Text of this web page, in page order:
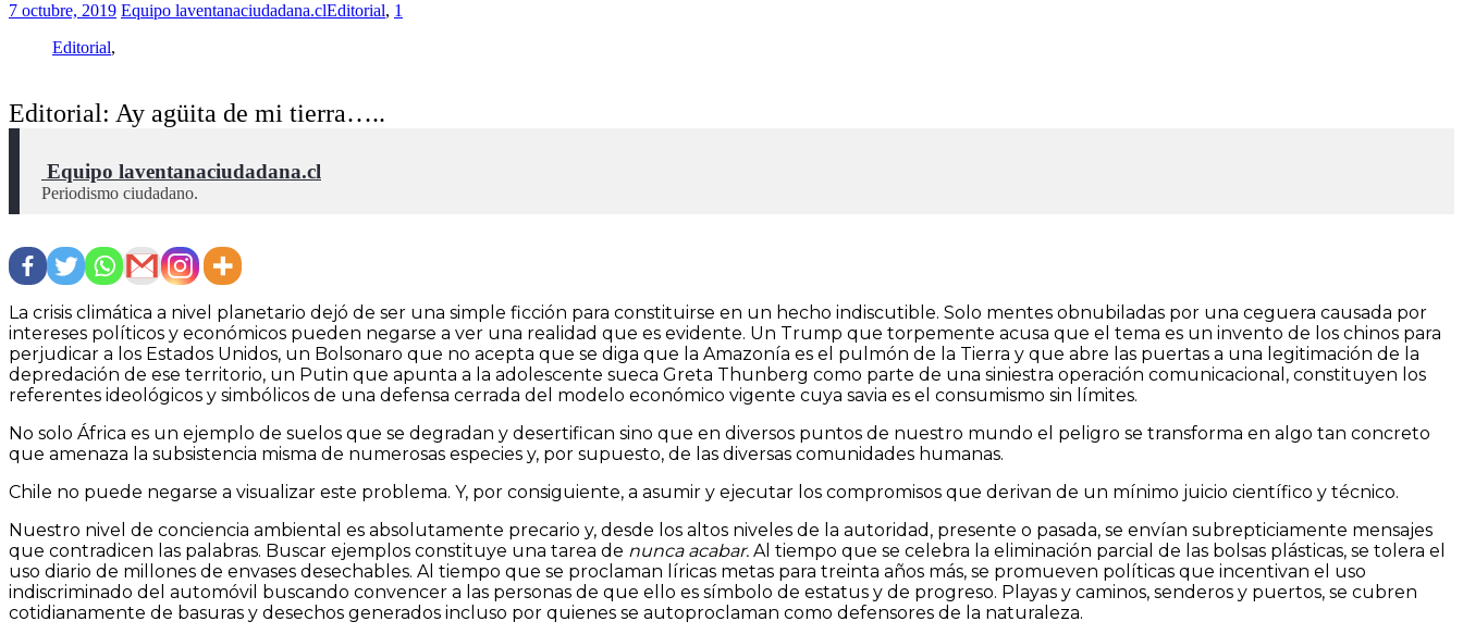
7 octubre, 2019 Equipo laventanaciudadana.clEditorial, 1
Editorial,
Editorial: Ay agüita de mi tierra…..
Equipo laventanaciudadana.cl
Periodismo ciudadano.
La crisis climática a nivel planetario dejó de ser una simple ficción para constituirse en un hecho indiscutible. Solo mentes obnubiladas por una ceguera causada por
intereses políticos y económicos pueden negarse a ver una realidad que es evidente. Un Trump que torpemente acusa que el tema es un invento de los chinos para
perjudicar a los Estados Unidos, un Bolsonaro que no acepta que se diga que la Amazonía es el pulmón de la Tierra y que abre las puertas a una legitimación de la
depredación de ese territorio, un Putin que apunta a la adolescente sueca Greta Thunberg como parte de una siniestra operación comunicacional, constituyen los
referentes ideológicos y simbólicos de una defensa cerrada del modelo económico vigente cuya savia es el consumismo sin límites.
No solo África es un ejemplo de suelos que se degradan y desertifican sino que en diversos puntos de nuestro mundo el peligro se transforma en algo tan concreto
que amenaza la subsistencia misma de numerosas especies y, por supuesto, de las diversas comunidades humanas.
Chile no puede negarse a visualizar este problema. Y, por consiguiente, a asumir y ejecutar los compromisos que derivan de un mínimo juicio científico y técnico.
Nuestro nivel de conciencia ambiental es absolutamente precario y, desde los altos niveles de la autoridad, presente o pasada, se envían subrepticiamente mensajes
que contradicen las palabras. Buscar ejemplos constituye una tarea de nunca acabar. Al tiempo que se celebra la eliminación parcial de las bolsas plásticas, se tolera el
uso diario de millones de envases desechables. Al tiempo que se proclaman líricas metas para treinta años más, se promueven políticas que incentivan el uso
indiscriminado del automóvil buscando convencer a las personas de que ello es símbolo de estatus y de progreso. Playas y caminos, senderos y puertos, se cubren
cotidianamente de basuras y desechos generados incluso por quienes se autoproclaman como defensores de la naturaleza.